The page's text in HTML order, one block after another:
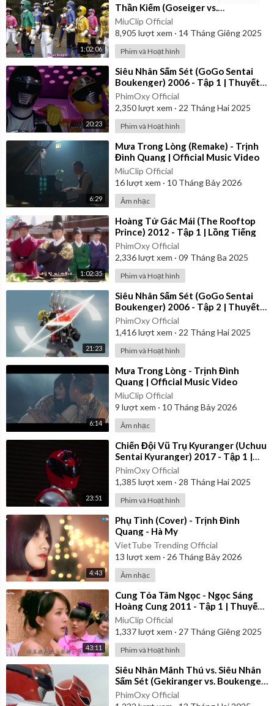
1:02:06
Thần Kiếm (Goseiger vs.
Shinkenger) | Vietsub
MiuClip Official
8,905 lượt xem · 14 Tháng Giêng 2025
Phim và Hoạt hình
20:23
⁣Siêu Nhân Sấm Sét (GoGo Sentai
Boukenger) 2006 - Tập 1 | Thuyết
Minh
PhimOxy Official
2,350lượt xem · 22 Tháng Hai 2025
Phim và Hoạt hình
6:29
⁣Mưa Trong Lòng (Remake) - Trịnh
Đình Quang | Official Music Video
MiuClip Official
16lượt xem · 10 Tháng Bảy 2026
Âm nhạc
1:02:35
⁣Hoàng Tử Gác Mái (The Rooftop
Prince) 2012 - Tập 1 | Lồng Tiếng
PhimOxy Official
2,336lượt xem · 09 Tháng Ba 2025
Phim và Hoạt hình
21:23
⁣Siêu Nhân Sấm Sét (GoGo Sentai
Boukenger) 2006 - Tập 2 | Thuyết
Minh
PhimOxy Official
1,416lượt xem · 22 Tháng Hai 2025
Phim và Hoạt hình
6:14
⁣Mưa Trong Lòng - Trịnh Đình
Quang | Official Music Video
MiuClip Official
9 lượt xem · 10 Tháng Bảy 2026
Âm nhạc
23:51
⁣Chiến Đội Vũ Trụ Kyuranger (Uchuu
Sentai Kyuranger) 2017 - Tập 1 |
Thuyết Minh
PhimOxy Official
1,385 lượt xem · 28 Tháng Hai 2025
Phim và Hoạt hình
4:43
⁣Phụ Tình (Cover) - Trịnh Đình
Quang - Hà My
VietTube Trending Official
13 lượt xem · 26 Tháng Bảy 2026
Âm nhạc
43:11
⁣Cung Tỏa Tâm Ngọc - Ngọc Sáng
Hoàng Cung 2011 - Tập 1 | Thuyết
Minh
MiuClip Official
1,337lượt xem · 27 Tháng Giêng 2025
Phim và Hoạt hình
⁣Siêu Nhân Mãnh Thú vs. Siêu Nhân
Sấm Sét (Gekiranger vs. Boukenger)
2008 | Vietsub
PhimOxy Official